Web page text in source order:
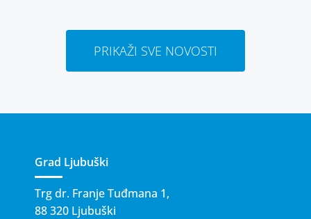
PRIKAŽI SVE NOVOSTI
Grad Ljubuški
Trg dr. Franje Tuđmana 1,
88 320 Ljubuški